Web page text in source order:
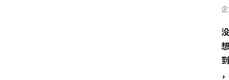
没
想
到
，